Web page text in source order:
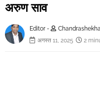
अरुण साव
Editor -
अगस्त 11, 2025
2